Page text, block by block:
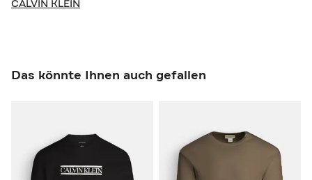
CALVIN KLEIN
Das könnte Ihnen auch gefallen